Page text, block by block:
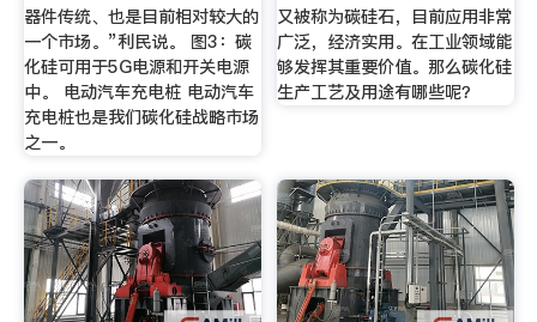
器件传统、也是目前相对较大的
一个市场。”利民说。 图3：碳
化硅可用于5G电源和开关电源
中。 电动汽车充电桩 电动汽车
充电桩也是我们碳化硅战略市场
之一。
又被称为碳硅石，目前应用非常
广泛，经济实用。在工业领域能
够发挥其重要价值。那么碳化硅
生产工艺及用途有哪些呢？